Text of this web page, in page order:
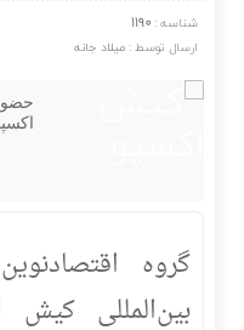
شناسه :1190
ارسال توسط :میلاد جانه
گروه
بین‌المللی